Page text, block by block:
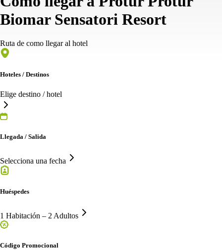
Biomar Sensatori Resort
Ruta de como llegar al hotel
Hoteles / Destinos
Elige destino / hotel
Llegada / Salida
Selecciona una fecha
Huéspedes
1 Habitación – 2 Adultos
Código Promocional